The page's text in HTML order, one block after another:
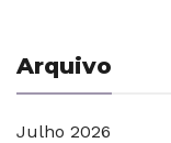
Arquivo
Julho 2026